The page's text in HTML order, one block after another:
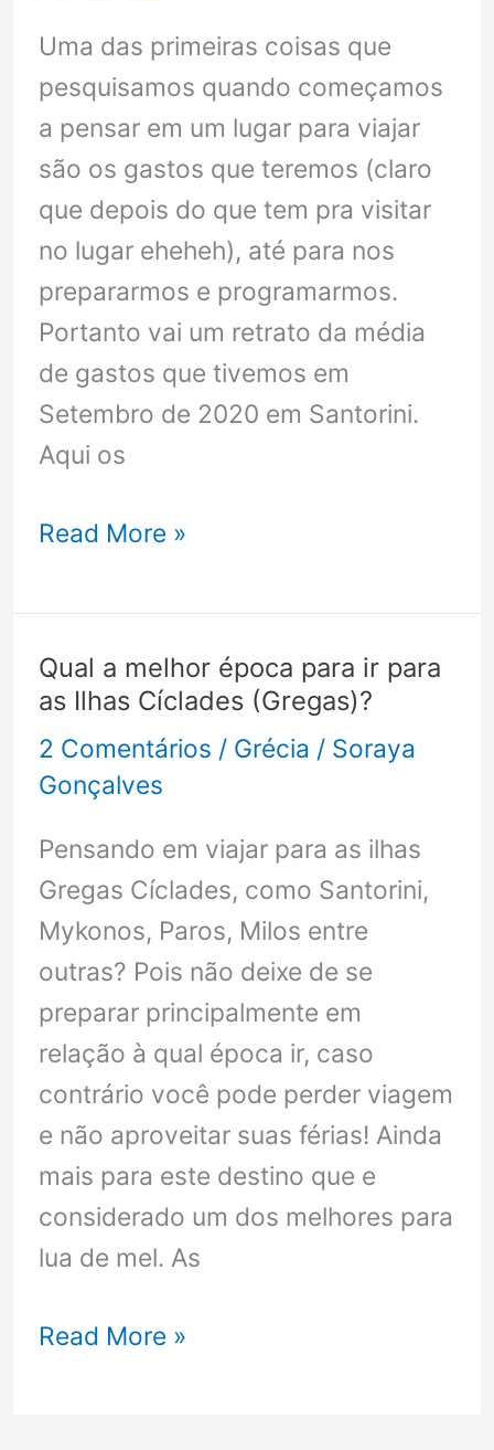
Uma das primeiras coisas que
pesquisamos quando começamos
a pensar em um lugar para viajar
são os gastos que teremos (claro
que depois do que tem pra visitar
no lugar eheheh), até para nos
prepararmos e programarmos.
Portanto vai um retrato da média
de gastos que tivemos em
Setembro de 2020 em Santorini.
Aqui os
Quanto
viajar
para
Santorini?
Read More »
Qual a melhor época para ir para
as Ilhas Cíclades (Gregas)?
2 Comentários / Grécia / Soraya
Gonçalves
Pensando em viajar para as ilhas
Gregas Cíclades, como Santorini,
Mykonos, Paros, Milos entre
outras? Pois não deixe de se
preparar principalmente em
relação à qual época ir, caso
contrário você pode perder viagem
e não aproveitar suas férias! Ainda
mais para este destino que e
considerado um dos melhores para
lua de mel. As
Qual
Read More »